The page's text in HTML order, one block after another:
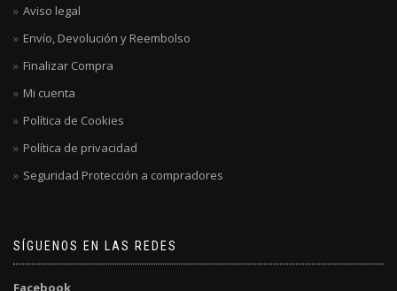
Aviso legal
Envío, Devolución y Reembolso
Finalizar Compra
Mi cuenta
Política de Cookies
Política de privacidad
Seguridad Protección a compradores
SÍGUENOS EN LAS REDES
Facebook